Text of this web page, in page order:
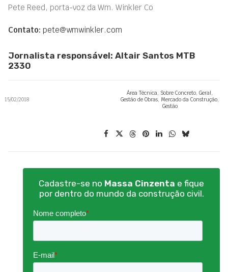
Pete Reed, porta-voz da Wm. Winkler Co
Contato: pete@wmwinkler.com
Jornalista responsável: Altair Santos MTB
2330
15/02/2018
Área Técnica, Sobre Concreto, Geral,
Gestão de Obras, Mercado da Construção,
Gestão
Cadastre-se no Massa Cinzenta e fique
por dentro do mundo da construção civil.